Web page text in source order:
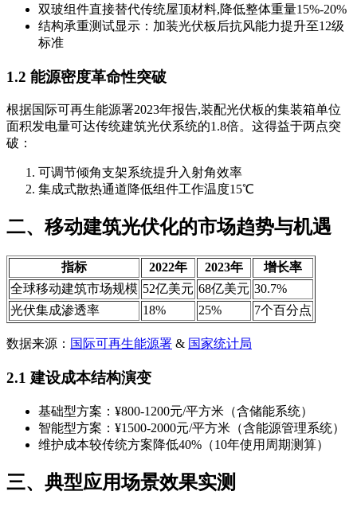
双玻组件直接替代传统屋顶材料,降低整体重量15%-20%
结构承重测试显示：加装光伏板后抗风能力提升至12级
标准
1.2 能源密度革命性突破
根据国际可再生能源署2023年报告,装配光伏板的集装箱单位
面积发电量可达传统建筑光伏系统的1.8倍。这得益于两点突
破：
可调节倾角支架系统提升入射角效率
集成式散热通道降低组件工作温度15℃
二、移动建筑光伏化的市场趋势与机遇
指标 2022年 2023年
增长率
全球移动建筑市场规模 52亿美元 68亿美元 30.7%
光伏集成渗透率
18% 25% 7个百分点
数据来源： 国际可再生能源署 & 国家统计局
2.1 建设成本结构演变
基础型方案：¥800-1200元/平方米（含储能系统）
智能型方案：¥1500-2000元/平方米（含能源管理系统）
维护成本较传统方案降低40%（10年使用周期测算）
三、典型应用场景效果实测